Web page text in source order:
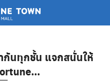
กันทุกชั้น แจกสนั่นให้